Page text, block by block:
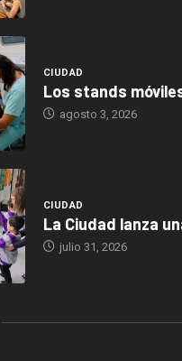
CIUDAD
Los stands
agosto 3, 2026
CIUDAD
La Ciudad lanza
julio 31, 2026